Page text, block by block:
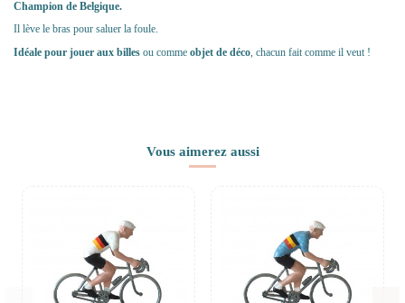
Champion de Belgique.
Il lève le bras pour saluer la foule.
Idéale pour jouer aux billes ou comme objet de déco, chacun fait comme il veut !
Vous aimerez aussi